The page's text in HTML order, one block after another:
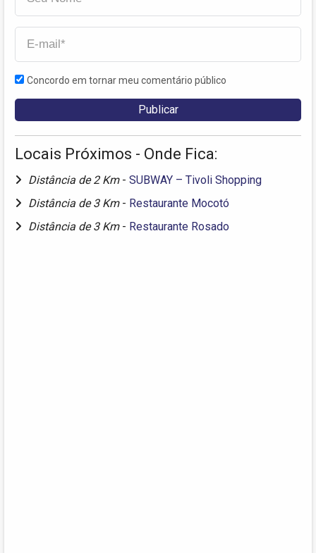
Concordo em tornar meu comentário público
Locais Próximos - Onde Fica:
Distância de 2 Km - SUBWAY – Tivoli Shopping
Distância de 3 Km - Restaurante Mocotó
Distância de 3 Km - Restaurante Rosado